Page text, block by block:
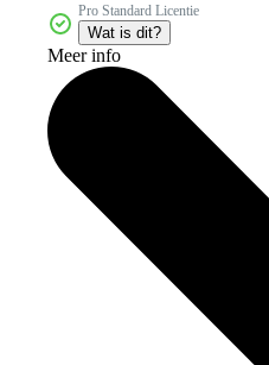
Pro Standard Licentie
Wat is dit?
Meer info